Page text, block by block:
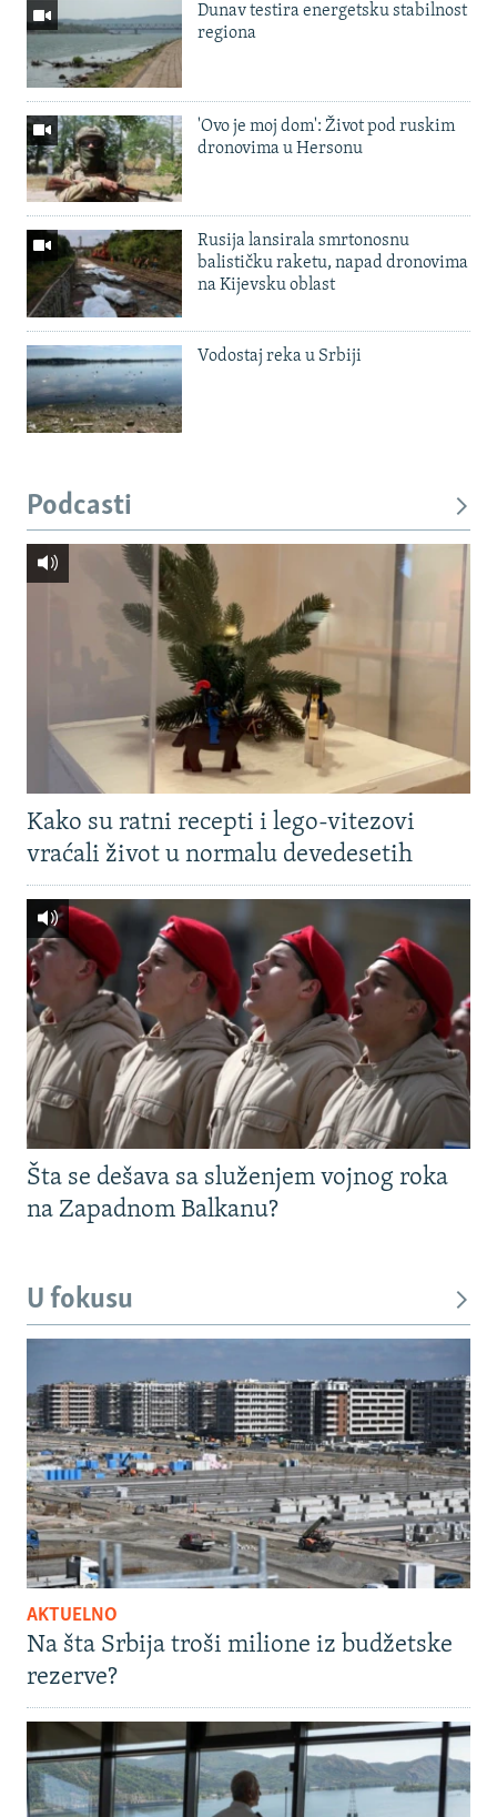
Dunav testira energetsku stabilnost
regiona
'Ovo je moj dom': Život pod ruskim
dronovima u Hersonu
Rusija lansirala smrtonosnu
balističku raketu, napad dronovima
na Kijevsku oblast
Vodostaj reka u Srbiji
Podcasti
Kako su ratni recepti i lego-vitezovi
vraćali život u normalu devedesetih
Šta se dešava sa služenjem vojnog roka
na Zapadnom Balkanu?
U fokusu
AKTUELNO
Na šta Srbija troši milione iz budžetske
rezerve?